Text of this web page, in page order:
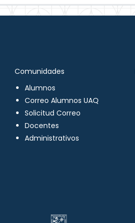
Comunidades
Alumnos
Correo Alumnos UAQ
Solicitud Correo
Docentes
Administrativos